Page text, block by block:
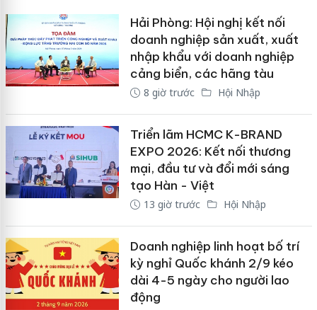
Hải Phòng: Hội nghị kết nối
doanh nghiệp sản xuất, xuất
nhập khẩu với doanh nghiệp
cảng biển, các hãng tàu
8 giờ trước Hội Nhập
Triển lãm HCMC K-BRAND
EXPO 2026: Kết nối thương
mại, đầu tư và đổi mới sáng
tạo Hàn - Việt
13 giờ trước Hội Nhập
Doanh nghiệp linh hoạt bố trí
kỳ nghỉ Quốc khánh 2/9 kéo
dài 4-5 ngày cho người lao
động